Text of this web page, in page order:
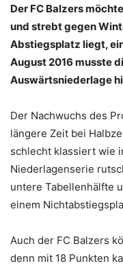
Der FC Balzers
und strebt gegen
Abstiegsplatz liegt,
August 2016 musste
Auswärtsniederlage
Der Nachwuchs des
längere Zeit bei
schlecht klassiert wie
Niederlagenserie
untere Tabellenhälfte
einem
Auch der FC Balzers
denn mit 18 Punkten